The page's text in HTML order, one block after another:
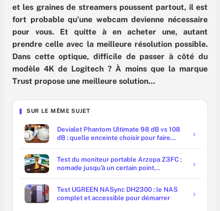
et les graines de streamers poussent partout, il est
fort probable qu’une webcam devienne nécessaire
pour vous. Et quitte à en acheter une, autant
prendre celle avec la meilleure résolution possible.
Dans cette optique, difficile de passer à côté du
modèle 4K de Logitech ? À moins que la marque
Trust propose une meilleure solution…
SUR LE MÊME SUJET
Devialet Phantom Ultimate 98 dB vs 108
dB : quelle enceinte choisir pour faire
Test du moniteur portable Arzopa Z3FC :
nomade jusqu'à un certain point...
Test UGREEN NASync DH2300 : le NAS
complet et accessible pour démarrer